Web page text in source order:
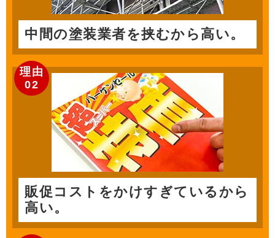
中間の塗装業者を挟むから高い。
理由
02
販促コストをかけすぎているから
高い。